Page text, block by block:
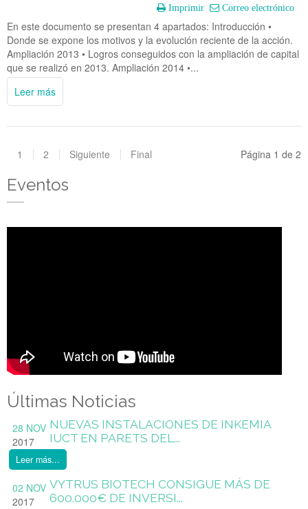
Imprimir Correo electrónico
En este documento se presentan 4 apartados: Introducción •
Donde se expone los motivos y la evolución reciente de la acción.
Ampliación 2013 • Logros conseguidos con la ampliación de capital
que se realizó en 2013. Ampliación 2014 •...
Leer más
Página 1 de 2
1 2 Siguiente Final
Eventos
Últimas Noticias
28 NOV
2017
NUEVAS INSTALACIONES DE INKEMIA
IUCT EN PARETS DEL...
Leer más...
02 NOV
2017
VYTRUS BIOTECH CONSIGUE MÁS DE
600.000€ DE INVERSI...